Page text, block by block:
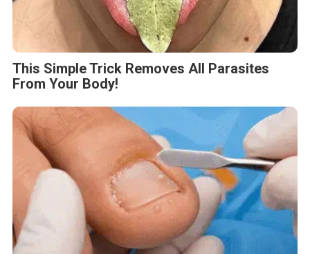
This Simple Trick Removes All Parasites
From Your Body!